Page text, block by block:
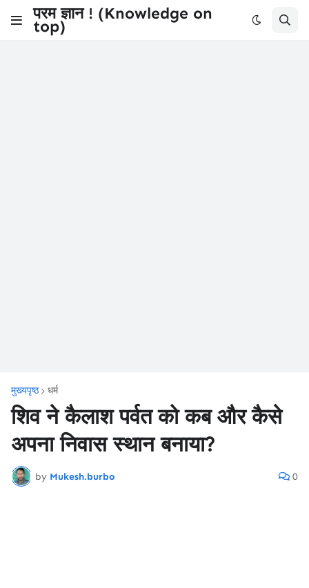
परम ज्ञान ! (Knowledge on
top)
मुख्यपृष्ठ धर्म
शिव ने कैलाश पर्वत को कब और कैसे
अपना निवास स्थान बनाया?
by Mukesh.burbo 0